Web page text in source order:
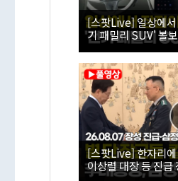
[스팟Live] 일상에서
기 패밀리 SUV' 볼
[스팟Live] 한자리
이상렬 대장 등 진급